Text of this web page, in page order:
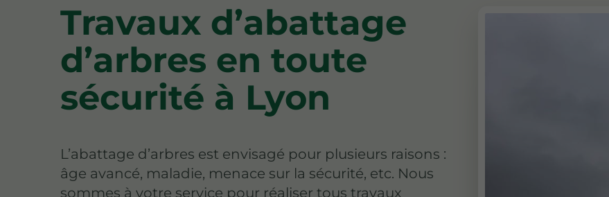
Travaux d’abattage
d’arbres en toute
sécurité à Lyon
L’abattage d’arbres est envisagé pour plusieurs raisons :
âge avancé, maladie, menace sur la sécurité, etc. Nous
sommes à votre service pour réaliser tous travaux